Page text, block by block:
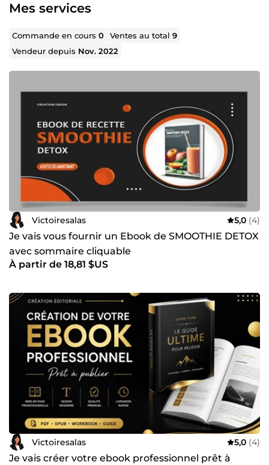
Mes services
Commande en cours0 Ventes au total9
Vendeur depuis Nov. 2022
Victoiresalas 5,0 (4)
Je vais vous fournir un Ebook de SMOOTHIE DETOX
avec sommaire cliquable
À partir de 18,81 $US
Victoiresalas 5,0 (4)
Je vais créer votre ebook professionnel prêt à